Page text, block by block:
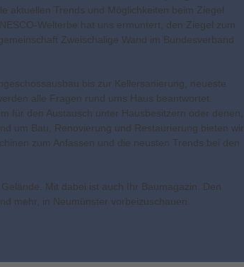
aktuellen Trends und Möglichkeiten beim Ziegel
Welterbe hat uns ermuntert, den Ziegel zum
Zweischalige Wand im Bundesverband
bis zur Kellersanierung, neueste
alle Fragen rund ums Haus beantwortet.
für den Austausch unter Hausbesitzern oder denen,
um Bau, Renovierung und Restaurierung bieten wir.
zum Anfassen und die neusten Trends bei den
Mit dabei ist auch Ihr Baumagazin. Den
mehr, in Neumünster vorbeizuschauen.